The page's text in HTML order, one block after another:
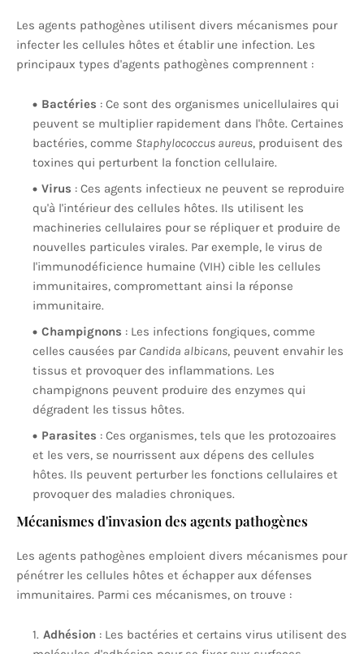
Les agents pathogènes utilisent divers mécanismes pour
infecter les cellules hôtes et établir une infection. Les
principaux types d'agents pathogènes comprennent :
Bactéries : Ce sont des organismes unicellulaires qui
peuvent se multiplier rapidement dans l'hôte. Certaines
bactéries, comme Staphylococcus aureus, produisent des
toxines qui perturbent la fonction cellulaire.
Virus : Ces agents infectieux ne peuvent se reproduire
qu'à l'intérieur des cellules hôtes. Ils utilisent les
machineries cellulaires pour se répliquer et produire de
nouvelles particules virales. Par exemple, le virus de
l'immunodéficience humaine (VIH) cible les cellules
immunitaires, compromettant ainsi la réponse
immunitaire.
Champignons : Les infections fongiques, comme
celles causées par Candida albicans, peuvent envahir les
tissus et provoquer des inflammations. Les
champignons peuvent produire des enzymes qui
dégradent les tissus hôtes.
Parasites : Ces organismes, tels que les protozoaires
et les vers, se nourrissent aux dépens des cellules
hôtes. Ils peuvent perturber les fonctions cellulaires et
provoquer des maladies chroniques.
Mécanismes d'invasion des agents pathogènes
Les agents pathogènes emploient divers mécanismes pour
pénétrer les cellules hôtes et échapper aux défenses
immunitaires. Parmi ces mécanismes, on trouve :
Adhésion : Les bactéries et certains virus utilisent des